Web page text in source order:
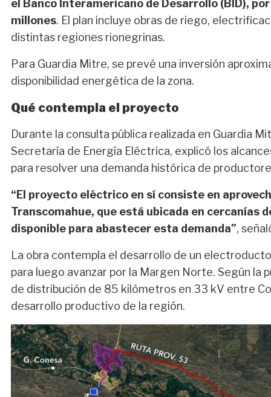
el Banco Interamericano de Desarrollo (BID),
millones. El plan incluye obras de riego,
distintas regiones rionegrinas.
Para Guardia Mitre, se prevé una inversión
disponibilidad energética de la zona.
Qué contempla el proyecto
Durante la consulta pública realizada en Guardia
Secretaría de Energía Eléctrica, explicó los
para resolver una demanda histórica de
“El proyecto eléctrico en sí consiste en
Transcomahue, que está ubicada en cercanías
disponible para abastecer esta demanda”,
La obra contempla el desarrollo de un
para luego avanzar por la Margen Norte. Según
de distribución de 85 kilómetros en 33 kV entre
desarrollo productivo de la región.